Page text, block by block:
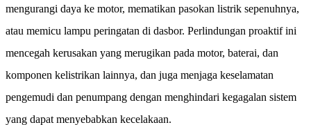
mengurangi daya ke motor, mematikan pasokan listrik sepenuhnya,
atau memicu lampu peringatan di dasbor. Perlindungan proaktif ini
mencegah kerusakan yang merugikan pada motor, baterai, dan
komponen kelistrikan lainnya, dan juga menjaga keselamatan
pengemudi dan penumpang dengan menghindari kegagalan sistem
yang dapat menyebabkan kecelakaan.